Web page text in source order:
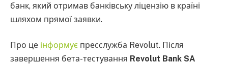
банк, який отримав банківську ліцензію в країні
шляхом прямої заявки.
Про це інформує пресслужба Revolut. Після
завершення бета-тестування Revolut Bank SA